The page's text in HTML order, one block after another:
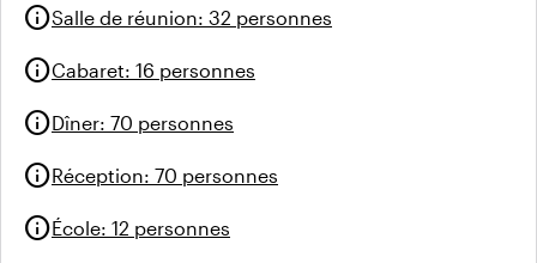
infoSalle de réunion: 32 personnes
infoCabaret: 16 personnes
infoDîner: 70 personnes
infoRéception: 70 personnes
infoÉcole: 12 personnes